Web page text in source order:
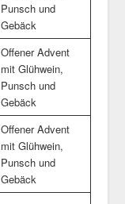
Punsch und
Gebäck
Offener Advent
mit Glühwein,
Punsch und
Gebäck
Offener Advent
mit Glühwein,
Punsch und
Gebäck